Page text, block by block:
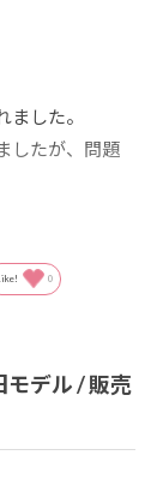
した。
したが、問題
になってくる
0
デル / 販売